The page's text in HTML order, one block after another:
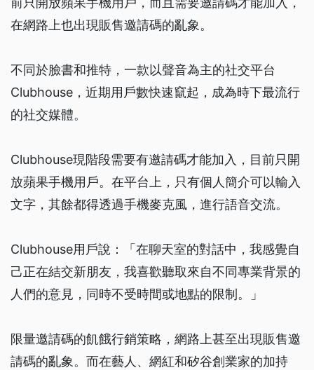
在網路上也出現販售邀請碼的亂象。
不同於臉書和推特，一款以聲音為主的社交平台
Clubhouse，近期用戶數快速竄起，成為時下最流行
的社交媒體。
Clubhouse現階段需要有邀請碼才能加入，目前只開
放蘋果手機用戶。在平台上，只有個人簡介可以輸入
文字，其餘都得透過手機麥克風，進行語音交流。
Clubhouse用戶說：「在聊天室的對話中，我感覺自
己正在結交新朋友，我喜歡聽取來自不同專業背景的
人們的意見，同時不受時間或地點的限制。」
限量邀請碼的飢餓行銷策略，網路上甚至出現販售邀
請碼的亂象。而在藝人、網紅和矽谷創業家的加持